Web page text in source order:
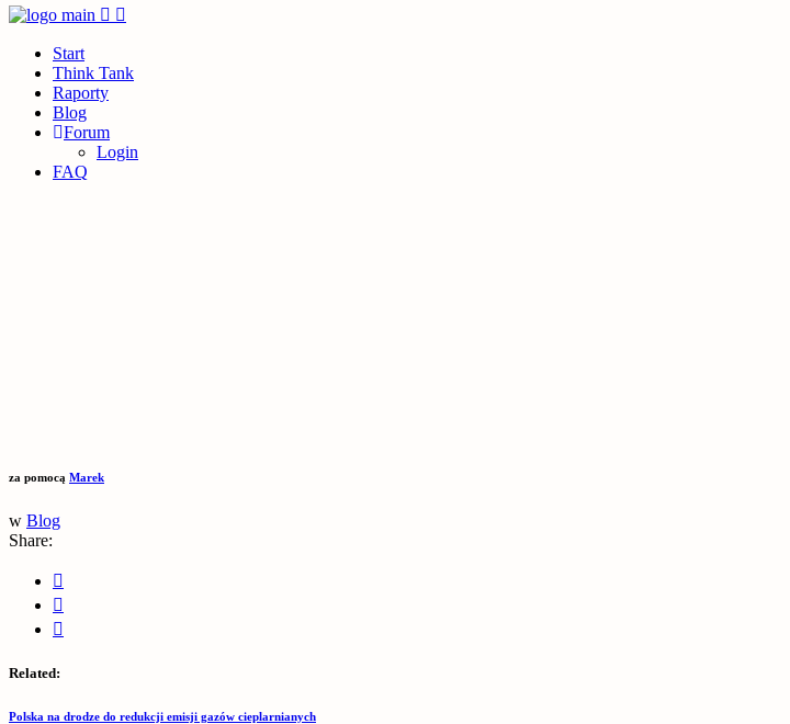
Start
Think Tank
Raporty
Blog
Forum
Login
FAQ
za pomocą Marek
w Blog
Share:
Related:
Polska na drodze do redukcji emisji gazów cieplarnianych